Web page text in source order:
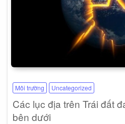
Môi trường Uncategorized
Các lục địa trên Trái đất
bên dưới